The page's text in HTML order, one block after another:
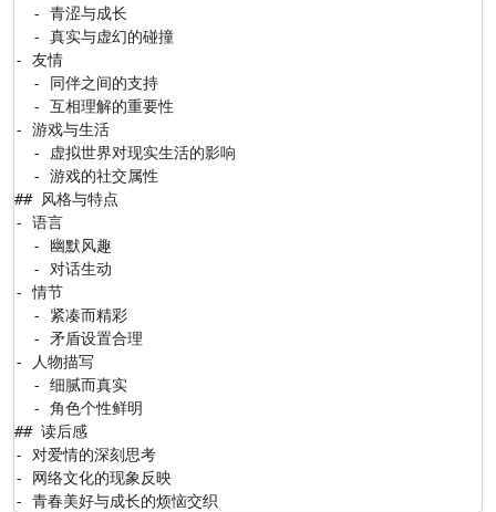
  - 青涩与成长
  - 真实与虚幻的碰撞
- 友情
  - 同伴之间的支持
  - 互相理解的重要性
- 游戏与生活
  - 虚拟世界对现实生活的影响
  - 游戏的社交属性
## 风格与特点
- 语言
  - 幽默风趣
  - 对话生动
- 情节
  - 紧凑而精彩
  - 矛盾设置合理
- 人物描写
  - 细腻而真实
  - 角色个性鲜明
## 读后感
- 对爱情的深刻思考
- 网络文化的现象反映
- 青春美好与成长的烦恼交织